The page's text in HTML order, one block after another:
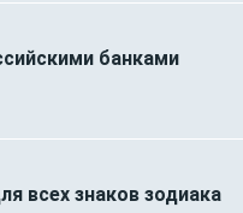
банками
всех знаков зодиака